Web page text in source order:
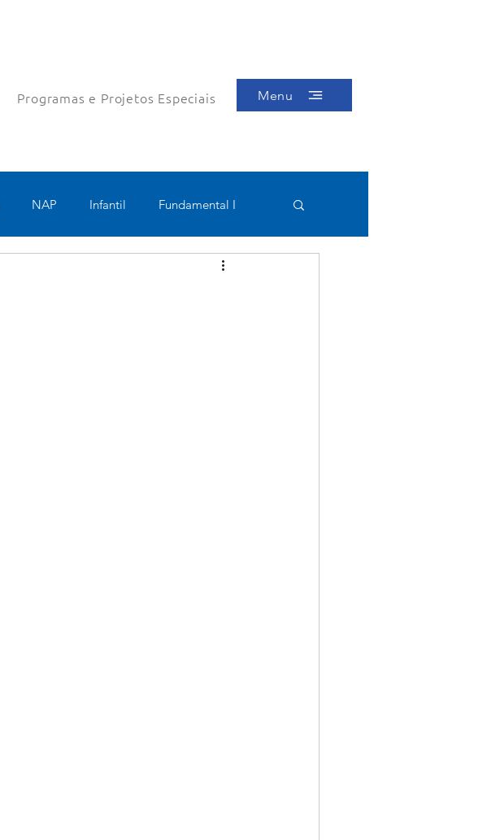
Programas e Projetos Especiais Menu
NAP Infantil Fundamental I